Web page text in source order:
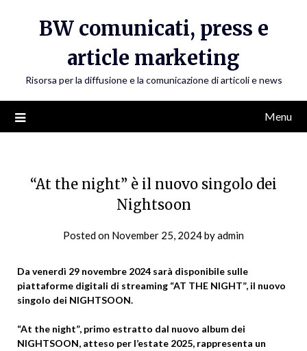
BW comunicati, press e
article marketing
Risorsa per la diffusione e la comunicazione di articoli e news
Menu
“At the night” è il nuovo singolo dei
Nightsoon
Posted on November 25, 2024byadmin
Da venerdì 29 novembre 2024 sarà disponibile sulle
piattaforme digitali di streaming “AT THE NIGHT”, il nuovo
singolo dei NIGHTSOON.
“At the night”, primo estratto dal nuovo album dei
NIGHTSOON, atteso per l’estate 2025, rappresenta un